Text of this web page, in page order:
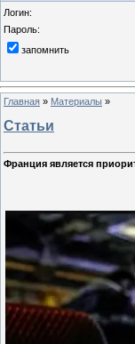
Логин:
Пароль:
запомнить
Главная » Материалы »
Статьи
Франция является